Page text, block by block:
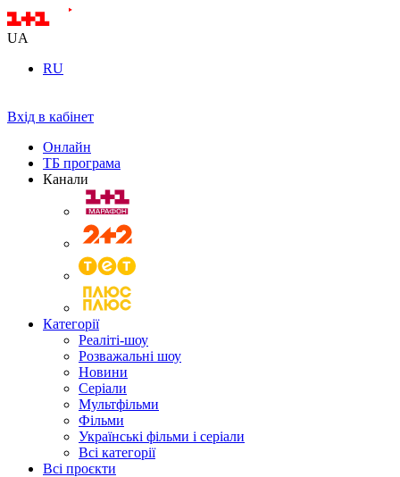
UA
RU
Вхід в кабінет
Онлайн
ТБ програма
Канали
Категорії
Реаліті-шоу
Розважальні шоу
Новини
Серіали
Мультфільми
Фільми
Українські фільми і серіали
Всі категорії
Всі проєкти